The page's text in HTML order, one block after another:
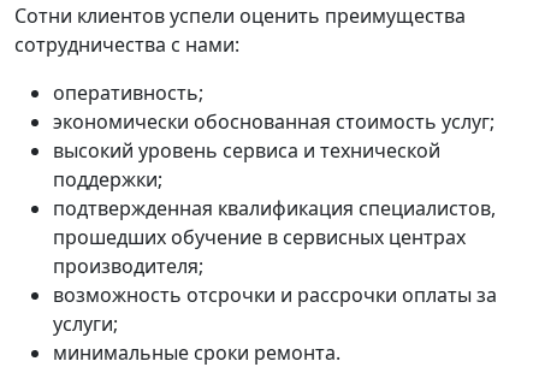
Сотни клиентов успели оценить преимущества
сотрудничества с нами:
оперативность;
экономически обоснованная стоимость услуг;
высокий уровень сервиса и технической
поддержки;
подтвержденная квалификация специалистов,
прошедших обучение в сервисных центрах
производителя;
возможность отсрочки и рассрочки оплаты за
услуги;
минимальные сроки ремонта.